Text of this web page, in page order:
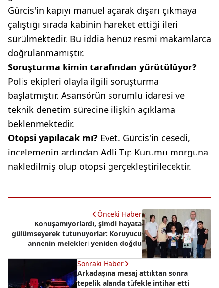
Gürcis'in kapıyı manuel açarak dışarı çıkmaya
çalıştığı sırada kabinin hareket ettiği ileri
sürülmektedir. Bu iddia henüz resmi makamlarca
doğrulanmamıştır.
Soruşturma kimin tarafından yürütülüyor?
Polis ekipleri olayla ilgili soruşturma
başlatmıştır. Asansörün sorumlu idaresi ve
teknik denetim sürecine ilişkin açıklama
beklenmektedir.
Otopsi yapılacak mı? Evet. Gürcis'in cesedi,
incelemenin ardından Adli Tıp Kurumu morguna
nakledilmiş olup otopsi gerçekleştirilecektir.
Önceki Haber
Konuşamıyorlardı, şimdi hayata
gülümseyerek tutunuyorlar: Koruyucu
annenin melekleri yeniden doğdu
Sonraki Haber
Arkadaşına mesaj attıktan sonra
tepelik alanda tüfekle intihar etti